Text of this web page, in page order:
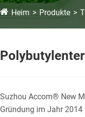
Heim Produkte
Suzhou Accom® New
Gründung im Jahr